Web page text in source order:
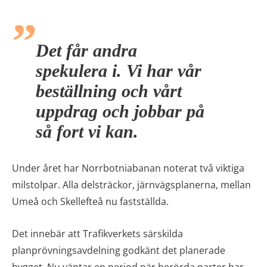
Det får andra
spekulera i. Vi har vår
beställning och vårt
uppdrag och jobbar på
så fort vi kan.
Under året har Norrbotniabanan noterat två viktiga
milstolpar. Alla delsträckor, järnvägsplanerna, mellan
Umeå och Skellefteå nu fastställda.
Det innebär att Trafikverkets särskilda
planprövningsavdelning godkänt det planerade